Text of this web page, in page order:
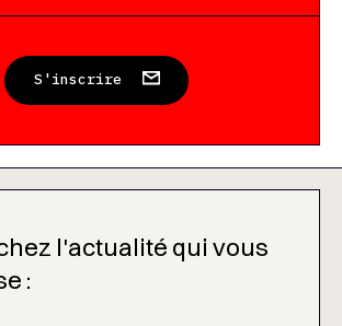
S'inscrire
l'actualité qui vous
: